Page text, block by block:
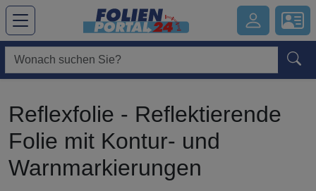
Hauptregion der Seite anspringen
Reflexfolie - Reflektierende
Folie mit Kontur- und
Warnmarkierungen